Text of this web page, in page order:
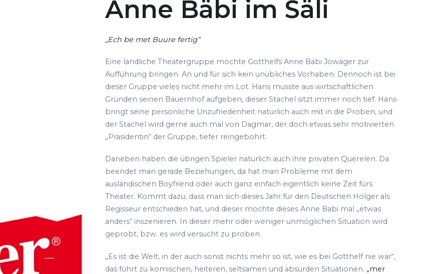
Anne Bäbi im Säli
„Ech be met Buure fertig“
Eine ländliche Theatergruppe möchte Gotthelfs Anne Bäbi Jowäger zur
Aufführung bringen. An und für sich kein unübliches Vorhaben. Dennoch ist bei
dieser Gruppe vieles nicht mehr im Lot. Hans musste aus wirtschaftlichen
Gründen seinen Bauernhof aufgeben, dieser Stachel sitzt immer noch tief. Hans
bringt seine persönliche Unzufriedenheit natürlich auch mit in die Proben, und
der Stachel wird gerne auch mal von Dagmar, der doch etwas sehr motivierten
„Präsidentin“ der Gruppe, tiefer reingebohrt.
Daneben haben die übrigen Spieler natürlich auch ihre privaten Querelen. Da
beendet man gerade Beziehungen, da hat man Probleme mit dem
ausländischen Boyfriend oder auch ganz einfach eigentlich keine Zeit fürs
Theater. Kommt dazu, dass man sich dieses Jahr für den Deutschen Holger als
Regisseur entschieden hat, und dieser möchte dieses Anne Bäbi mal „etwas
anders“ inszenieren. In dieser mehr oder weniger unmöglichen Situation wird
geprobt, bzw. es wird versucht zu proben.
„Es ist die Welt, in der auch sonst nichts mehr so ist, wie es bei Gotthelf nie war“,
das führt zu komischen, heiteren, seltsamen und absurden Situationen. „mer